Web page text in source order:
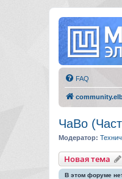
FAQ
ЧаВо
Модератор:
Новая тема
В этом форуме